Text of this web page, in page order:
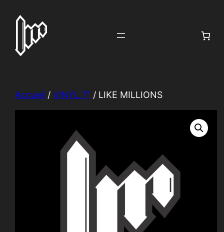
contenu
Accueil /VINYL 7" / LIKE MILLIONS